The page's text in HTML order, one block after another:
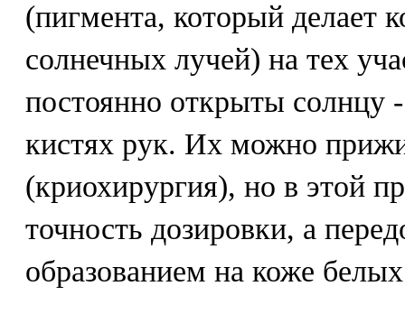
(пигмента, который делает
солнечных лучей) на тех
постоянно открыты солнцу
кистях рук. Их можно
(криохирургия), но в этой
точность дозировки, а
образованием на коже